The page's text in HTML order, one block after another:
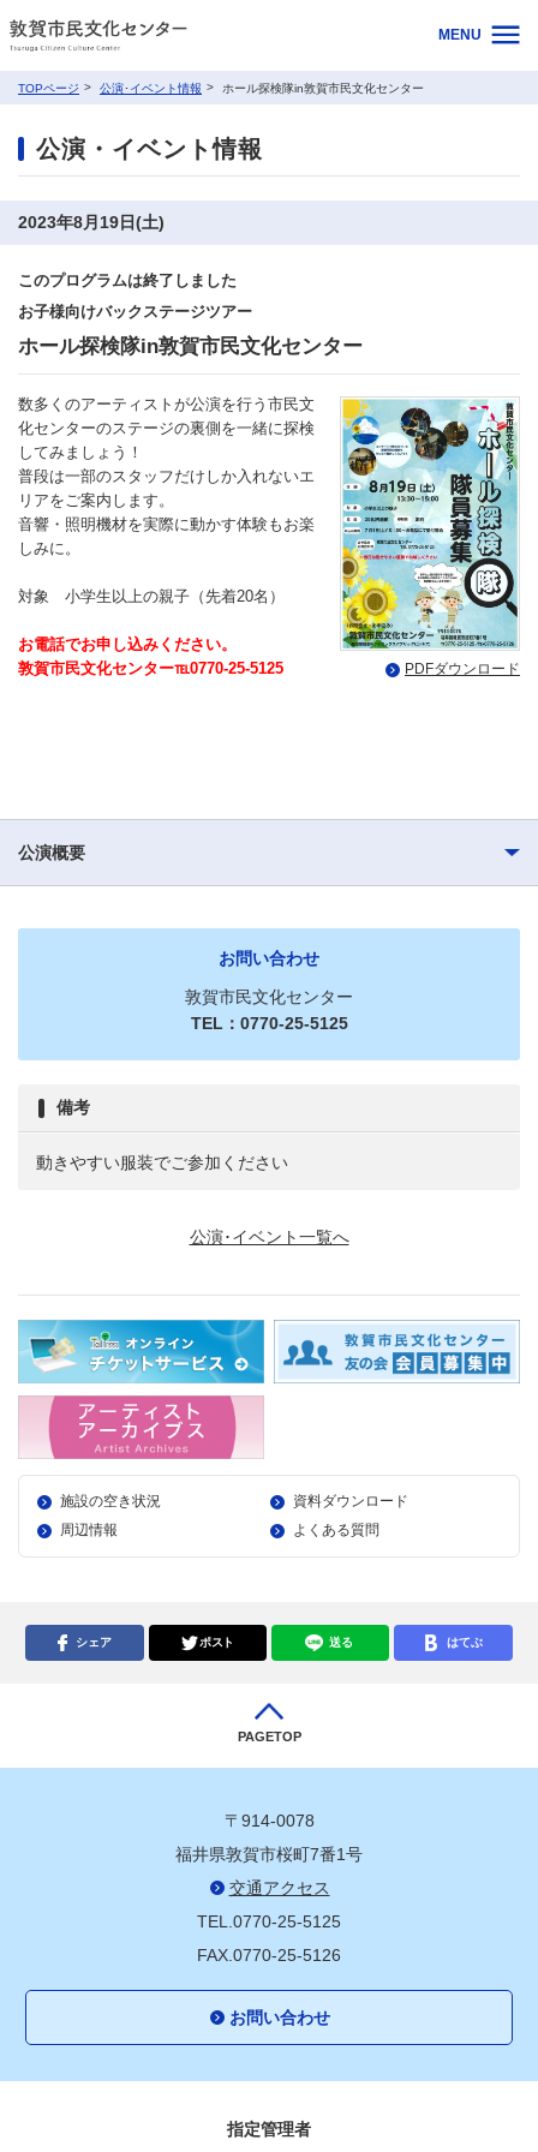
MENU
TOPページ 公演･イベント情報 ホール探検隊in敦賀市民文化センター
公演・イベント情報
2023年8月19日(土)
このプログラムは終了しました
お子様向けバックステージツアー
ホール探検隊in敦賀市民文化センター
数多くのアーティストが公演を行う市民文
化センターのステージの裏側を一緒に探検
してみましょう！
普段は一部のスタッフだけしか入れないエ
リアをご案内します。
音響・照明機材を実際に動かす体験もお楽
しみに。
対象 小学生以上の親子（先着20名）
お電話でお申し込みください。
敦賀市民文化センター℡0770-25-5125
PDFダウンロード
公演概要
お問い合わせ
敦賀市民文化センター
TEL：0770-25-5125
備考
動きやすい服装でご参加ください
公演･イベント一覧へ
施設の空き状況
資料ダウンロード
周辺情報
よくある質問
シェア ポスト 送る はてぶ
PAGETOP
〒914-0078
福井県敦賀市桜町7番1号
交通アクセス
TEL.0770-25-5125
FAX.0770-25-5126
お問い合わせ
指定管理者